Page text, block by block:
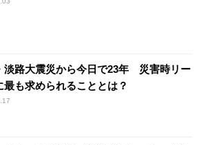
淡路大震災から今日で23年 災害時リー
最も求められることとは？